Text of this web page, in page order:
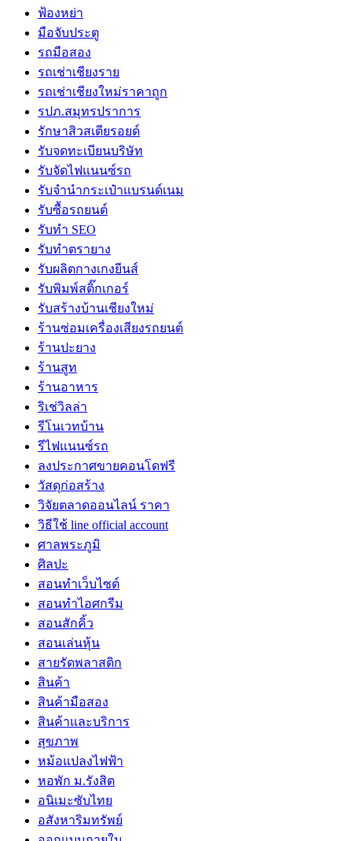
ฟ้องหย่า
มือจับประตู
รถมือสอง
รถเช่าเชียงราย
รถเช่าเชียงใหม่ราคาถูก
รปภ.สมุทรปราการ
รักษาสิวสเตียรอยด์
รับจดทะเบียนบริษัท
รับจัดไฟแนนซ์รถ
รับจำนำกระเป๋าแบรนด์เนม
รับซื้อรถยนต์
รับทำ SEO
รับทำตรายาง
รับผลิตกางเกงยีนส์
รับพิมพ์สติ๊กเกอร์
รับสร้างบ้านเชียงใหม่
ร้านซ่อมเครื่องเสียงรถยนต์
ร้านปะยาง
ร้านสูท
ร้านอาหาร
ริเช่วิลล่า
รีโนเวทบ้าน
รีไฟแนนซ์รถ
ลงประกาศขายคอนโดฟรี
วัสดุก่อสร้าง
วิจัยตลาดออนไลน์ ราคา
วิธีใช้ line official account
ศาลพระภูมิ
ศิลปะ
สอนทำเว็บไซต์
สอนทำไอศกรีม
สอนสักคิ้ว
สอนเล่นหุ้น
สายรัดพลาสติก
สินค้า
สินค้ามือสอง
สินค้าและบริการ
สุขภาพ
หม้อแปลงไฟฟ้า
หอพัก ม.รังสิต
อนิเมะซับไทย
อสังหาริมทรัพย์